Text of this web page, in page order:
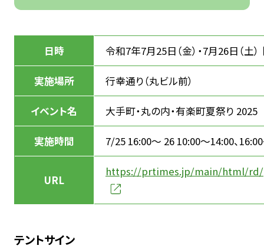
日時 令和7年7月25日（金）・7月26日（土）
実施場所 行幸通り（丸ビル前）
イベント名 大手町・丸の内・有楽町夏祭り 2025
実施時間 7/25 16:00～ 26 10:00～14:00、
URL
https://prtimes.jp/main/html/rd/
テントサイン